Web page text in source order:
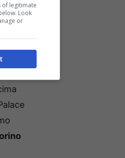
la
of legitimate
Look
or